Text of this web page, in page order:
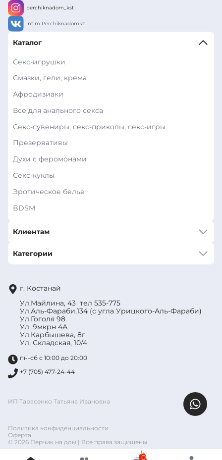
perchiknadom_kst
Intim Perchiknadomkz
Каталог
Секс-игрушки
Смазки, гели, крема
Афродизиаки
Все для анального секса
Секс-сувениры, секс-приколы, секс-игры
Презервативы
Духи с феромонами
Секс-куклы
Эротическое белье
BDSM
Клиентам
Категории
г. Костанай
Ул.Майлина, 43 тел 535-775
Ул.Аль-Фараби,134 (с угла Урицкого-Аль-Фараби)
Ул.Гоголя 98
Ул .9мкрн 4А
Ул.Карбышева, 8г
Ул. Складская, 10/4
пн-сб с 10:00 до 20:00
+7 (705) 477-24-44
ИП Тарасенко Татьяна Ивановна
Политика конфиденциальности
Оферта
© 2026 Перчик на дом | Все права защищены
0